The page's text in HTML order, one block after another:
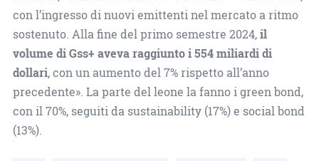
con l’ingresso di nuovi emittenti nel mercato a ritmo
sostenuto. Alla fine del primo semestre 2024,il
volume di Gss+ aveva raggiunto i 554 miliardi di
dollari, con un aumento del 7% rispetto all’anno
precedente». La parte del leone la fanno i green bond,
con il 70%, seguiti da sustainability (17%) e social bond
(13%).